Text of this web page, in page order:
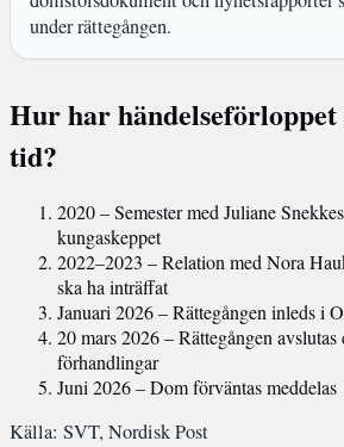
under rättegången.
Hur har händelseförloppet
tid?
2020– Semester med Juliane
kungaskeppet
2022–2023 – Relation med Nora
ska ha inträffat
Januari 2026– Rättegången inleds i
20 mars 2026– Rättegången
förhandlingar
Juni 2026– Dom förväntas meddelas
Källa: SVT, Nordisk Post